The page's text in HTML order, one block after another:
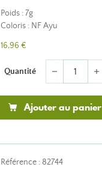
Poids : 7g
Coloris : NF Ayu
16,96 €
Quantité remove add
Ajouter au panier
Référence : 82744